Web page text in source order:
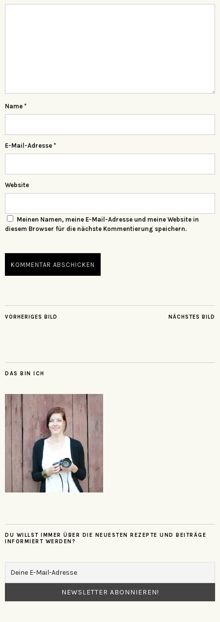
Name *
E-Mail-Adresse *
Website
Meinen Namen, meine E-Mail-Adresse und meine Website in
diesem Browser für die nächste Kommentierung speichern.
NÄCHSTES BILD
VORHERIGES BILD
DAS BIN ICH
DU WILLST IMMER ÜBER DIE NEUESTEN REZEPTE UND BEITRÄGE
INFORMIERT WERDEN?